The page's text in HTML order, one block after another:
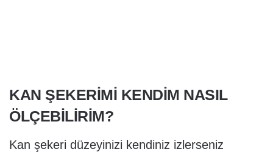
KAN ŞEKERİMİ KENDİM NASIL
ÖLÇEBİLİRİM?
Kan şekeri düzeyinizi kendiniz izlerseniz